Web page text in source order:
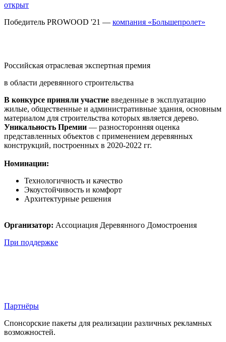
открыт
Победитель PROWOOD '21 — компания «Большепролет»
Российская отраслевая экспертная премия
в области деревянного строительства
В конкурсе приняли участие введенные в эксплуатацию
жилые, общественные и административные здания, основным
материалом для строительства которых является дерево.
Уникальность Премии — разносторонняя оценка
представленных объектов с применением деревянных
конструкций, построенных в 2020-2022 гг.
Номинации:
Технологичность и качество
Экоустойчивость и комфорт
Архитектурные решения
Организатор: Ассоциация Деревянного Домостроения
При поддержке
Партнёры
Спонсорские пакеты для реализации различных рекламных
возможностей.